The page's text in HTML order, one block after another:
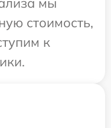
стоимость,
к